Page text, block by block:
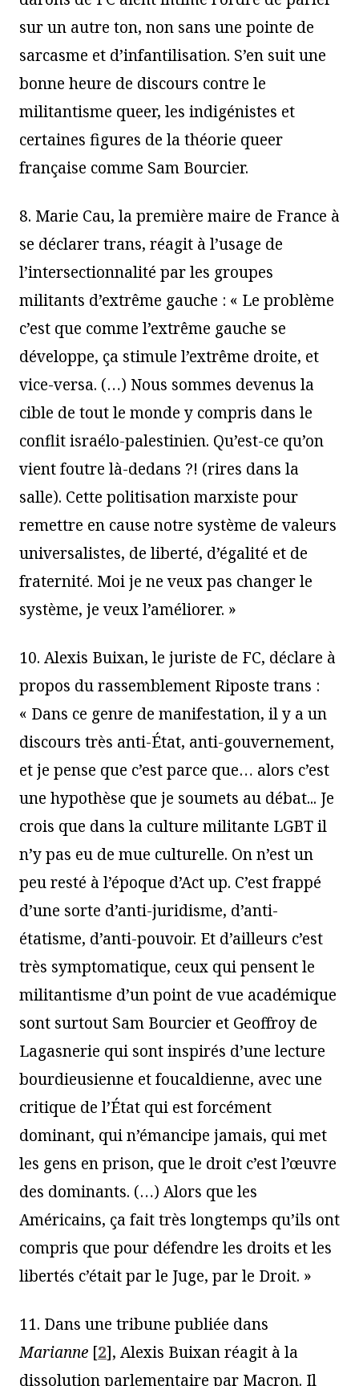
sur un autre ton, non sans une pointe de
sarcasme et d’infantilisation. S’en suit une
bonne heure de discours contre le
militantisme queer, les indigénistes et
certaines figures de la théorie queer
française comme Sam Bourcier.
8. Marie Cau, la première maire de France à
se déclarer trans, réagit à l’usage de
l’intersectionnalité par les groupes
militants d’extrême gauche : « Le problème
c’est que comme l’extrême gauche se
développe, ça stimule l’extrême droite, et
vice-versa. (…) Nous sommes devenus la
cible de tout le monde y compris dans le
conflit israélo-palestinien. Qu’est-ce qu’on
vient foutre là-dedans ?! (rires dans la
salle). Cette politisation marxiste pour
remettre en cause notre système de valeurs
universalistes, de liberté, d’égalité et de
fraternité. Moi je ne veux pas changer le
système, je veux l’améliorer. »
10. Alexis Buixan, le juriste de FC, déclare à
propos du rassemblement Riposte trans :
« Dans ce genre de manifestation, il y a un
discours très anti-État, anti-gouvernement,
et je pense que c’est parce que… alors c’est
une hypothèse que je soumets au débat... Je
crois que dans la culture militante LGBT il
n’y pas eu de mue culturelle. On n’est un
peu resté à l’époque d’Act up. C’est frappé
d’une sorte d’anti-juridisme, d’anti-
étatisme, d’anti-pouvoir. Et d’ailleurs c’est
très symptomatique, ceux qui pensent le
militantisme d’un point de vue académique
sont surtout Sam Bourcier et Geoffroy de
Lagasnerie qui sont inspirés d’une lecture
bourdieusienne et foucaldienne, avec une
critique de l’État qui est forcément
dominant, qui n’émancipe jamais, qui met
les gens en prison, que le droit c’est l’œuvre
des dominants. (…) Alors que les
Américains, ça fait très longtemps qu’ils ont
compris que pour défendre les droits et les
libertés c’était par le Juge, par le Droit. »
11. Dans une tribune publiée dans
Marianne [2], Alexis Buixan réagit à la
dissolution parlementaire par Macron. Il